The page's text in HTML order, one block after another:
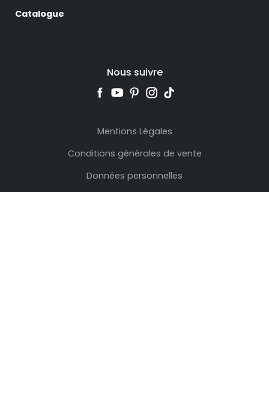
Catalogue
Nous suivre
Mentions Légales
Conditions générales de vente
Données personnelles